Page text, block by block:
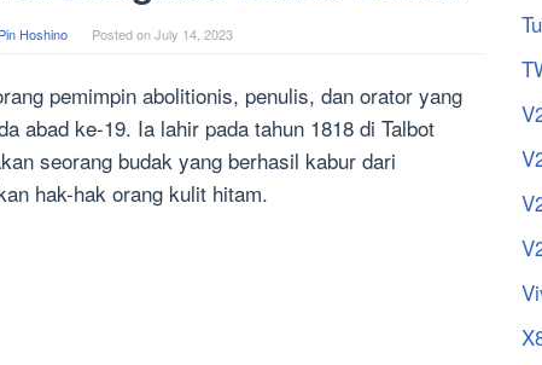
Pin Hoshino Posted onJuly 14, 2023
pemimpin abolitionis, penulis, dan orator yang
abad ke-19. Ia lahir pada tahun 1818 di Talbot
seorang budak yang berhasil kabur dari
hak-hak orang kulit hitam.